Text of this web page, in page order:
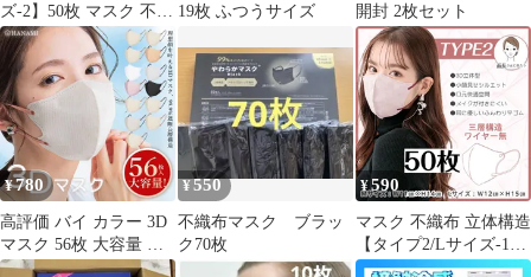
ズ-2】50枚 マスク 不織
布 立体 おしゃれ 3D カ
ラー 小顔 ビューティ
バイカラー 使い捨て 3
層 4層 99%カット 風邪
男女兼用 息がしやすい
花粉 耳が痛くない 花粉
症 ny490-1-l
19枚 ふつうサイズ
開封 2枚セット
¥780
高評価 バイ カラー 3D
マスク 56枚 大容量 小
顔マスク 春流行りのバ
¥550
不織布マスク ブラッ
ク70枚
¥590
マスク 不織布 立体構造
【タイプ2/Lサイズ-1】
50枚 不織布マスク 3dマ